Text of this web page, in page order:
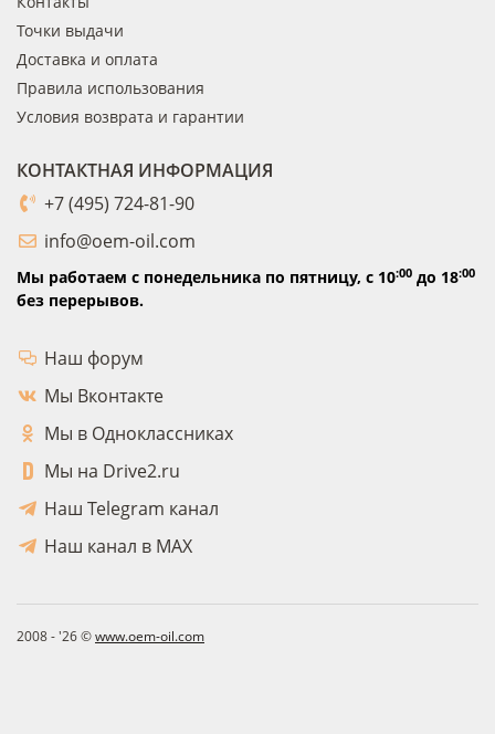
Точки выдачи
Доставка и оплата
Правила использования
Условия возврата и гарантии
КОНТАКТНАЯ ИНФОРМАЦИЯ
+7 (495) 724-81-90
info@oem-oil.com
Мы работаем с понедельника по пятницу, с 10:00 до 18:00
без перерывов.
Наш форум
Мы Вконтакте
Мы в Одноклассниках
Мы на Drive2.ru
Наш Telegram канал
Наш канал в MAX
2008 - '26 ©www.oem-oil.com